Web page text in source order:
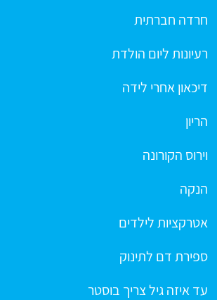
חרדה חברתית
רעיונות ליום הולדת
דיכאון אחרי לידה
הריון
וירוס הקורונה
הנקה
אטרקציות לילדים
ספירת דם לתינוק
עד איזה גיל צריך בוסטר